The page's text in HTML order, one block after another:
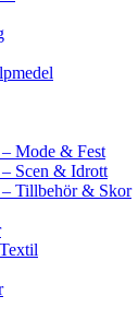
Mode & Fest
Scen & Idrott
Tillbehör & Skor